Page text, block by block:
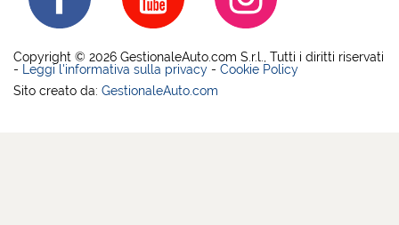
Copyright © 2026 GestionaleAuto.com S.r.l., Tutti i diritti riservati
-
Leggi l'informativa sulla privacy - Cookie Policy
Sito creato da: GestionaleAuto.com